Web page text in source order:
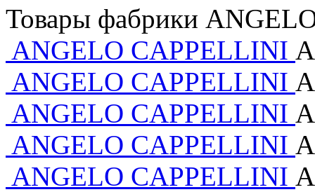
Товары фабрики
ANGELO CAPPELLINI
ANGELO CAPPELLINI
ANGELO CAPPELLINI
ANGELO CAPPELLINI
ANGELO CAPPELLINI